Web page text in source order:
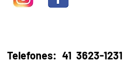
Telefones: 41 3623-1231